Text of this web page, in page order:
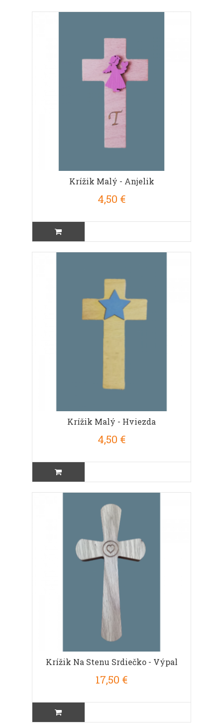
Krížik Malý - Anjelik
4,50 €
Krížik Malý - Hviezda
4,50 €
Krížik Na Stenu Srdiečko - Výpal
17,50 €